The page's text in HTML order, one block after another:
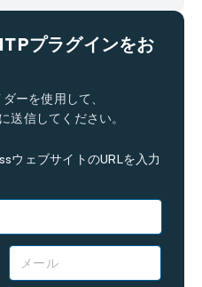
プラグインをお
ーを使用して、
送信してください。
ウェブサイトのURLを入力
ー